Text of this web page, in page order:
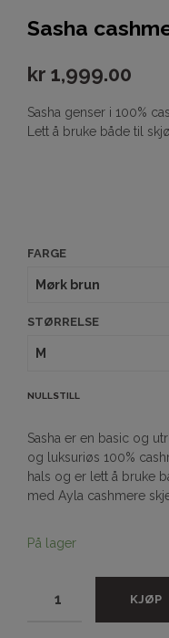
Sasha
kr 1,999.00
Sasha genser i 100%
Lett å bruke både til
FARGE
STØRRELSE
NULLSTILL
Sasha er en basic og
og luksuriøs 100%
hals og er lett å bruke
med Ayla cashmere
På lager
KJØP